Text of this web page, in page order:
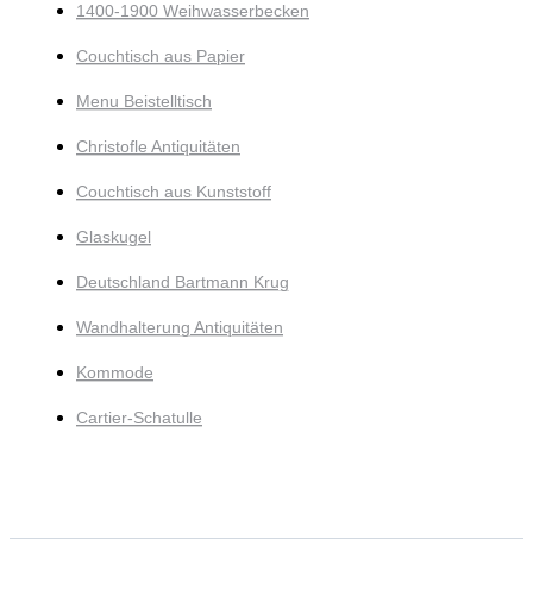
1400-1900 Weihwasserbecken
Couchtisch aus Papier
Menu Beistelltisch
Christofle Antiquitäten
Couchtisch aus Kunststoff
Glaskugel
Deutschland Bartmann Krug
Wandhalterung Antiquitäten
Kommode
Cartier-Schatulle